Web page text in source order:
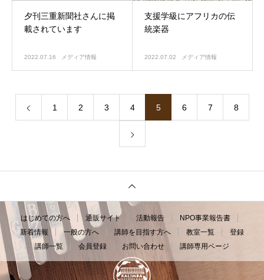
夕刊三重新聞社さんに掲
載されています
2022.07.16 メディア情報
支援学級にアフリカの伝
統楽器
2022.07.02 メディア情報
1 2 3 4 5 6 7 8
はじめての方へ 通販サイト 活動報告
NPO事業報告書
新着情報
一般の方へ 講師を目指す方へ 教室一覧
登録
講師一覧
会員登録 お問い合わせ 講師専用ページ